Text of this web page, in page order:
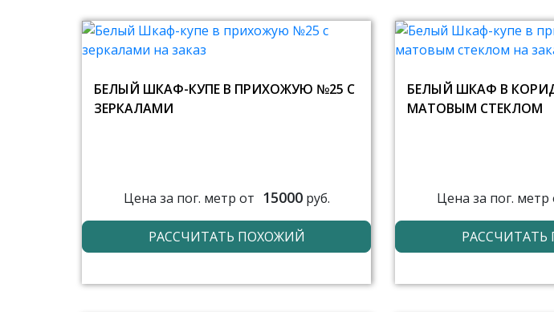
БЕЛЫЙ ШКАФ-КУПЕ В ПРИХОЖУЮ №25 С
ЗЕРКАЛАМИ
Цена за пог. метр от 15000руб.
РАССЧИТАТЬ ПОХОЖИЙ
БЕЛЫЙ ШКАФ В
МАТОВЫМ СТЕКЛОМ
Цена за пог. метр